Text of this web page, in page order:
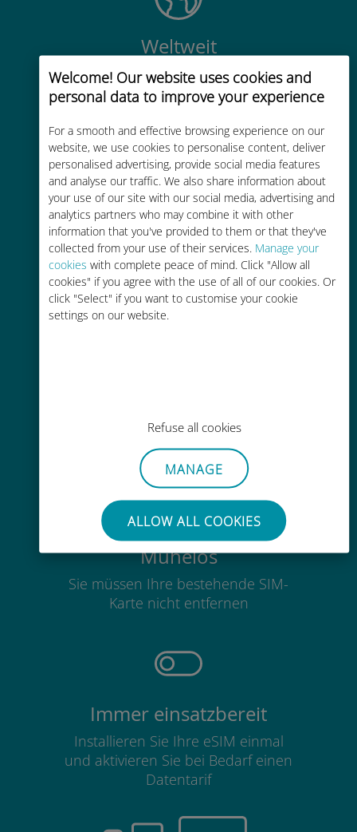
Welcome! Our website uses cookies and
personal data to improve your experience
For a smooth and effective browsing experience on our
website, we use cookies to personalise content, deliver
personalised advertising, provide social media features
and analyse our traffic. We also share information about
your use of our site with our social media, advertising and
analytics partners who may combine it with other
information that you've provided to them or that they've
collected from your use of their services. Manage your
cookies with complete peace of mind. Click "Allow all
cookies" if you agree with the use of all of our cookies. Or
click "Select" if you want to customise your cookie
settings on our website.
Refuse all cookies
MANAGE
ALLOW ALL COOKIES
Weltweit
Weltweite hochwertige
Mobilfunkkonnektivität in über 200
Reiseziele
Kostengünstig
Bis zu 90 % günstiger als Roaming-
Gebühren bei Ihrem bisherigen
Anbieter
Überall über die Ubigi-App, auch
ohne WLAN oder Datenguthaben
Mühelos
Sie müssen Ihre bestehende SIM-
Karte nicht entfernen
Immer einsatzbereit
Installieren Sie Ihre eSIM einmal
und aktivieren Sie bei Bedarf einen
Datentarif